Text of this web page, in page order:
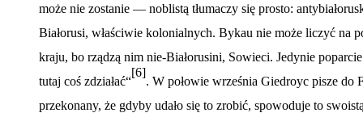
może nie zostanie — noblistą tłumaczy się prosto:
Białorusi, właściwie kolonialnych. Bykau nie może liczyć na
kraju, bo rządzą nim nie-Białorusini, Sowieci. Jedynie
tutaj coś zdziałać“
[6]
. W połowie września Giedroyc pisze do
przekonany, że gdyby udało się to zrobić, spowoduje to